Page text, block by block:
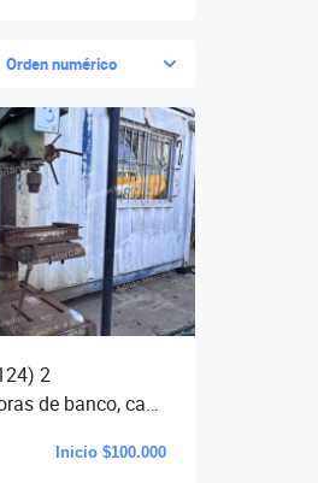
Orden numérico
2
de banco, cap.
se encuentran
Inicio $100.000